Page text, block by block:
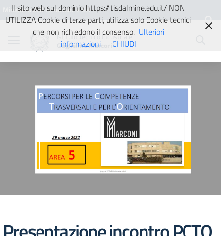
Vai ai contenuti
Vai al menu di navigazione
Vai al footer
Ministero dell'Istruzione e del
Istituto Tecnico Industriale
Guglielmo Marconi
Il sito web sul dominio https://itisdalmine.edu.it/ NON
UTILIZZA Cookie di terze parti, utilizza solo Cookie tecnici
che non richiedono il consenso. Ulteriori
informazioni
CHIUDI